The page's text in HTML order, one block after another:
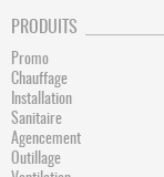
PRODUITS
Promo
Chauffage
Installation
Sanitaire
Agencement
Outillage